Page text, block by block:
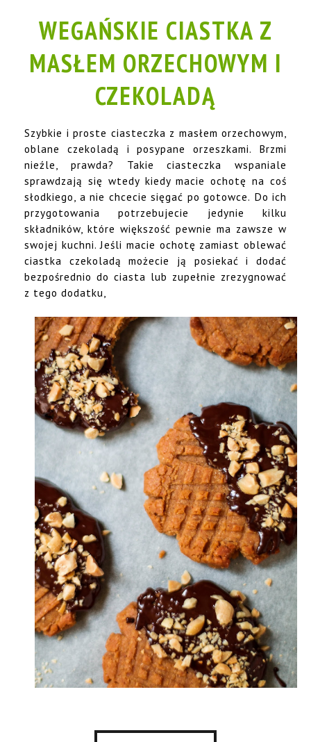
WEGAŃSKIE CIASTKA Z
MASŁEM ORZECHOWYM I
CZEKOLADĄ
Szybkie i proste ciasteczka z masłem orzechowym,
oblane czekoladą i posypane orzeszkami. Brzmi
nieźle, prawda? Takie ciasteczka wspaniale
sprawdzają się wtedy kiedy macie ochotę na coś
słodkiego, a nie chcecie sięgać po gotowce. Do ich
przygotowania potrzebujecie jedynie kilku
składników, które większość pewnie ma zawsze w
swojej kuchni. Jeśli macie ochotę zamiast oblewać
ciastka czekoladą możecie ją posiekać i dodać
bezpośrednio do ciasta lub zupełnie zrezygnować
z tego dodatku,